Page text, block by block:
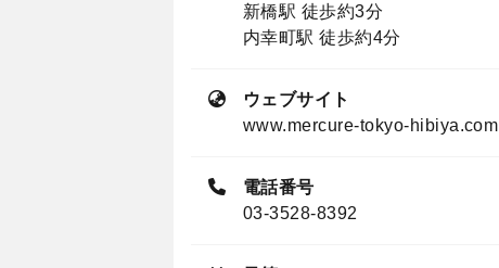
新橋駅 徒歩約3分
内幸町駅 徒歩約4分
ウェブサイト
www.mercure-tokyo-hibiya.com
電話番号
03-3528-8392